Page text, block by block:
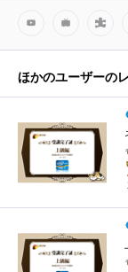
ほかのユーザーの